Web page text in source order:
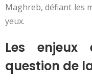
Maghreb, défiant les
yeux.
Les enjeux
question de